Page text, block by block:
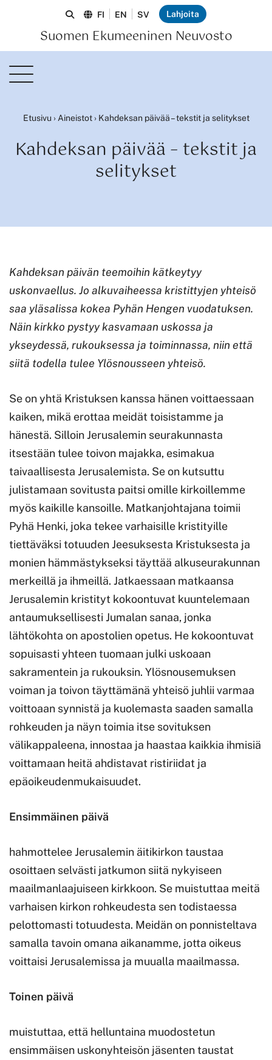
Suomen Ekumeeninen Neuvosto
FI EN SV Lahjoita
Etusivu › Aineistot› Kahdeksan päivää – tekstit ja selitykset
Kahdeksan päivää – tekstit ja
selitykset
Kahdeksan päivän teemoihin kätkeytyy
uskonvaellus. Jo alkuvaiheessa kristittyjen yhteisö
saa yläsalissa kokea Pyhän Hengen vuodatuksen.
Näin kirkko pystyy kasvamaan uskossa ja
ykseydessä, rukouksessa ja toiminnassa, niin että
siitä todella tulee Ylösnousseen yhteisö.
Se on yhtä Kristuksen kanssa hänen voittaessaan
kaiken, mikä erottaa meidät toisistamme ja
hänestä. Silloin Jerusalemin seurakunnasta
itsestään tulee toivon majakka, esimakua
taivaallisesta Jerusalemista. Se on kutsuttu
julistamaan sovitusta paitsi omille kirkoillemme
myös kaikille kansoille. Matkanjohtajana toimii
Pyhä Henki, joka tekee varhaisille kristityille
tiettäväksi totuuden Jeesuksesta Kristuksesta ja
monien hämmästykseksi täyttää alkuseurakunnan
merkeillä ja ihmeillä. Jatkaessaan matkaansa
Jerusalemin kristityt kokoontuvat kuuntelemaan
antaumuksellisesti Jumalan sanaa, jonka
lähtökohta on apostolien opetus. He kokoontuvat
sopuisasti yhteen tuomaan julki uskoaan
sakramentein ja rukouksin. Ylösnousemuksen
voiman ja toivon täyttämänä yhteisö juhlii varmaa
voittoaan synnistä ja kuolemasta saaden samalla
rohkeuden ja näyn toimia itse sovituksen
välikappaleena, innostaa ja haastaa kaikkia ihmisiä
voittamaan heitä ahdistavat ristiriidat ja
epäoikeudenmukaisuudet.
Ensimmäinen päivä
hahmottelee Jerusalemin äitikirkon taustaa
osoittaen selvästi jatkumon siitä nykyiseen
maailmanlaajuiseen kirkkoon. Se muistuttaa meitä
varhaisen kirkon rohkeudesta sen todistaessa
pelottomasti totuudesta. Meidän on ponnisteltava
samalla tavoin omana aikanamme, jotta oikeus
voittaisi Jerusalemissa ja muualla maailmassa.
Toinen päivä
muistuttaa, että helluntaina muodostetun
ensimmäisen uskonyhteisön jäsenten taustat